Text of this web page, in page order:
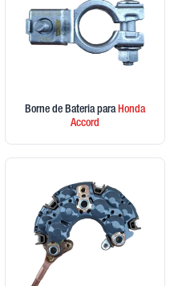
Borne de Bateria paraHonda
Accord